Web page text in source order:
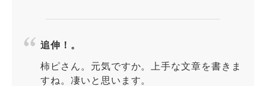
追伸！。
柿ピさん。元気ですか。上手な文章を書きま
すね。凄いと思います。